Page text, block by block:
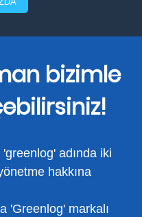
bizimle
adında iki
hakkına
'Greenlog' markalı